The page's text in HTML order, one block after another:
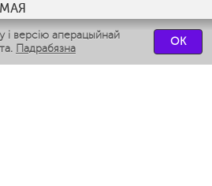
версію аперацыйнай
Падрабязна
OK